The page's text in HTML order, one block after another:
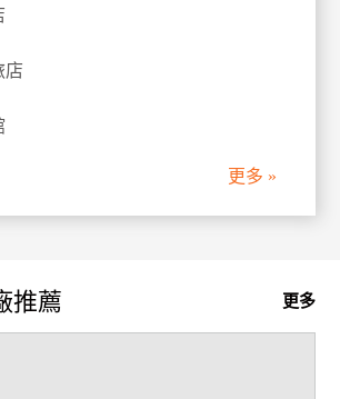
店
更多 »
更多
推薦